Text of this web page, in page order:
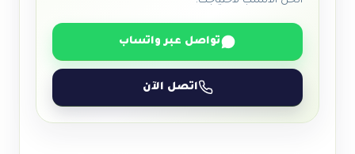
تواصل عبر واتساب
اتصل الآن